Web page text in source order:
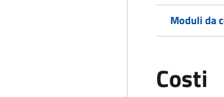
Moduli da
Costi